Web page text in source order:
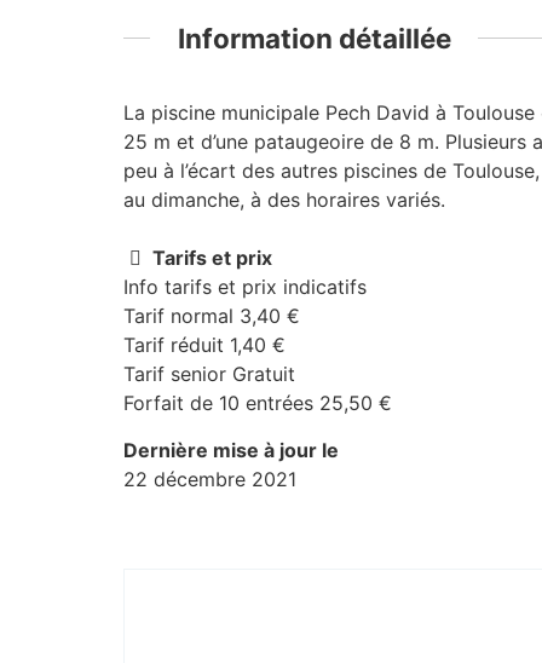
Information détaillée
La piscine municipale Pech David à
25 m et d’une pataugeoire de 8 m.
peu à l’écart des autres piscines de
au dimanche, à des horaires variés.
Tarifs et prix
Info tarifs et prix indicatifs
Tarif normal 3,40 €
Tarif réduit 1,40 €
Tarif senior Gratuit
Forfait de 10 entrées 25,50 €
Dernière mise à jour le
22 décembre 2021